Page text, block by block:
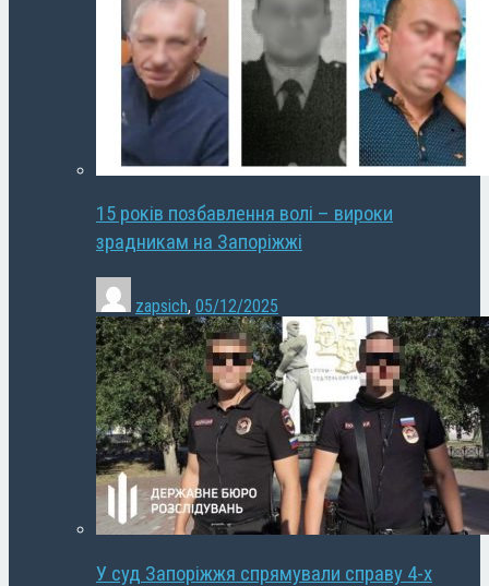
15 років позбавлення волі – вироки
зрадникам на Запоріжжі
zapsich, 05/12/2025
У суд Запоріжжя спрямували справу 4-х